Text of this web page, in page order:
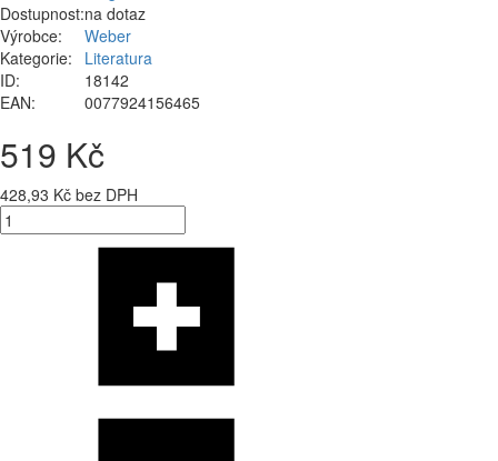
Dostupnost:na dotaz
Výrobce:
Weber
Kategorie:
Literatura
ID:
18142
EAN:
0077924156465
519 Kč
428,93 Kč bez DPH